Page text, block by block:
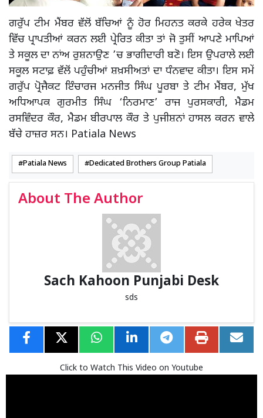
ਗਰੁੱਪ ਟੀਮ ਮੈਂਬਰ ਵੱਲੋਂ ਬੱਚਿਆਂ ਨੂੰ ਹੋਰ ਮਿਹਨਤ ਕਰਕੇ ਹਰੇਕ ਖੇਤਰ
ਵਿੱਚ ਪ੍ਰਾਪਤੀਆਂ ਕਰਨ ਲਈ ਪ੍ਰੇਰਿਤ ਕੀਤਾ ਤਾਂ ਜੋ ਤੁਸੀਂ ਆਪਣੇ ਮਾਪਿਆਂ
ਤੇ ਸਕੂਲ ਦਾ ਨਾਂਅ ਰੁਸ਼ਨਾਉਣ ’ਚ ਭਾਗੀਦਾਰੀ ਬਣੋ। ਇਸ ਉਪਰਾਲੇ ਲਈ
ਸਕੂਲ ਸਟਾਫ਼ ਵੱਲੋਂ ਪਹੁੰਚੀਆਂ ਸ਼ਖ਼ਸੀਅਤਾਂ ਦਾ ਧੰਨਵਾਦ ਕੀਤਾ। ਇਸ ਸਮੇਂ
ਗਰੁੱਪ ਪ੍ਰੋਜੈਕਟ ਇੰਚਾਰਜ ਮਨਜੀਤ ਸਿੰਘ ਪੂਰਬਾ ਤੇ ਟੀਮ ਮੈਂਬਰ, ਮੁੱਖ
ਅਧਿਆਪਕ ਗੁਰਮੀਤ ਸਿੰਘ ‘ਨਿਰਮਾਣ’ ਰਾਜ ਪੁਰਸਕਾਰੀ, ਮੈਡਮ
ਰਸਵਿੰਦਰ ਕੌਰ, ਮੈਡਮ ਬੀਰਪਾਲ ਕੌਰ ਤੇ ਪੁਜੀਸ਼ਨਾਂ ਹਾਸਲ ਕਰਨ ਵਾਲੇ
ਬੱਚੇ ਹਾਜ਼ਰ ਸਨ। Patiala News
Patiala News Dedicated Brothers Group Patiala
About The Author
Sach Kahoon Punjabi Desk
sds
Click to Watch This Video on Youtube